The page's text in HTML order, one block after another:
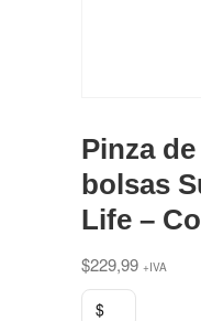
Pinza
bolsas
Life –
$229,99 +IVA
$